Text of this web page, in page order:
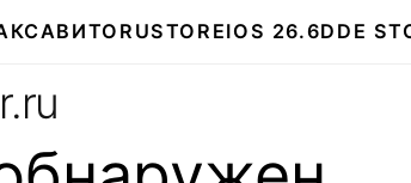
АВИТО RUSTOREIOS 26.6DDE